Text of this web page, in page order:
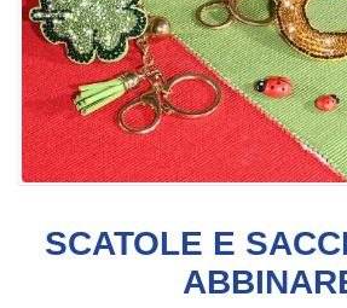
SCATOLE E